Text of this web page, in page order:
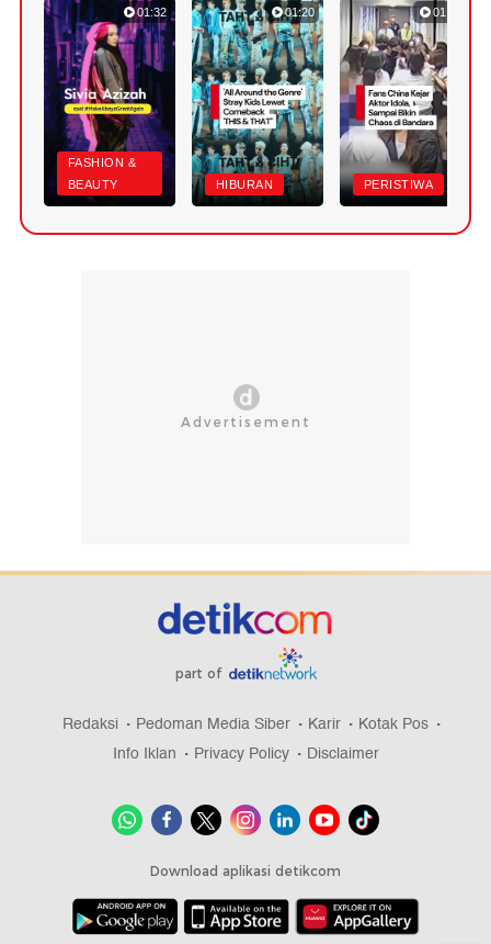
01:32
FASHION &
BEAUTY
01:20
HIBURAN
01:24
PERISTIWA
part of
Redaksi Pedoman Media Siber Karir
Kotak Pos
Info Iklan
Privacy Policy Disclaimer
Download aplikasi detikcom